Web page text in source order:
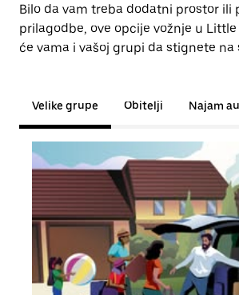
Bilo da vam treba dodatni prostor ili
prilagodbe, ove opcije vožnje u
će vama i vašoj grupi da stignete na
Velike grupe Obitelji Najam